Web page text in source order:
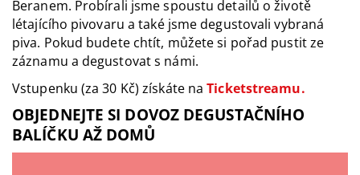
Beranem. Probírali jsme spoustu detailů o životě
létajícího pivovaru a také jsme degustovali vybraná
piva. Pokud budete chtít, můžete si pořad pustit ze
záznamu a degustovat s námi.
Vstupenku (za 30 Kč) získáte naTicketstreamu.
OBJEDNEJTE SI DOVOZ DEGUSTAČNÍHO
BALÍČKU AŽ DOMŮ